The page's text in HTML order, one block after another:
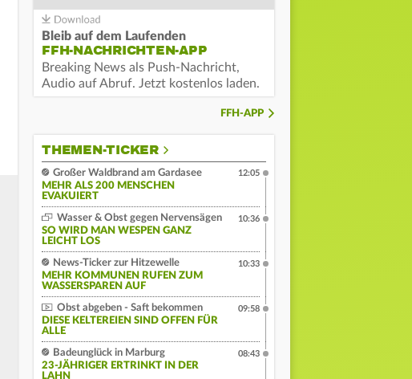
Bleib auf dem Laufenden
FFH-NACHRICHTEN-APP
Breaking News als Push-Nachricht,
Audio auf Abruf. Jetzt kostenlos laden.
FFH-APP
THEMEN-TICKER
Großer Waldbrand am Gardasee
MEHR ALS 200 MENSCHEN
EVAKUIERT
12:05
Wasser & Obst gegen Nervensägen
SO WIRD MAN WESPEN GANZ
LEICHT LOS
10:36
News-Ticker zur Hitzewelle
MEHR KOMMUNEN RUFEN ZUM
WASSERSPAREN AUF
10:33
Obst abgeben - Saft bekommen
DIESE KELTEREIEN SIND OFFEN FÜR
ALLE
09:58
Badeunglück in Marburg
23-JÄHRIGER ERTRINKT IN DER
LAHN
08:43